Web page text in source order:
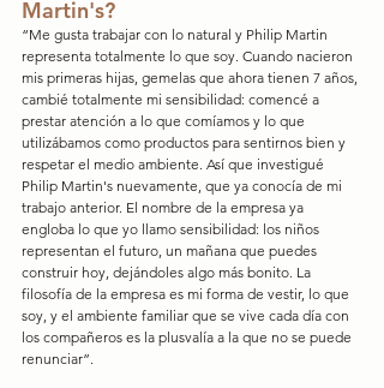
Martin's?
“Me gusta trabajar con lo natural y Philip Martin
representa totalmente lo que soy. Cuando nacieron
mis primeras hijas, gemelas que ahora tienen 7 años,
cambié totalmente mi sensibilidad: comencé a
prestar atención a lo que comíamos y lo que
utilizábamos como productos para sentirnos bien y
respetar el medio ambiente. Así que investigué
Philip Martin's nuevamente, que ya conocía de mi
trabajo anterior. El nombre de la empresa ya
engloba lo que yo llamo sensibilidad: los niños
representan el futuro, un mañana que puedes
construir hoy, dejándoles algo más bonito. La
filosofía de la empresa es mi forma de vestir, lo que
soy, y el ambiente familiar que se vive cada día con
los compañeros es la plusvalía a la que no se puede
renunciar”.